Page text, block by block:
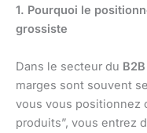
1. Pourquoi le
grossiste
Dans le secteur du B2B
marges sont souvent
vous vous positionnez
produits”, vous entrez